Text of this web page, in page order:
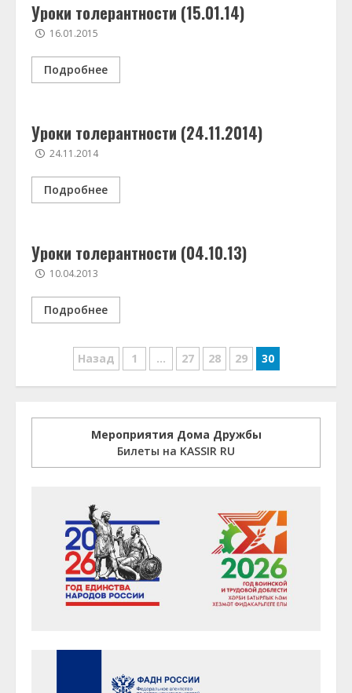
Уроки толерантности (15.01.14)
16.01.2015
Подробнее
Уроки толерантности (24.11.2014)
24.11.2014
Подробнее
Уроки толерантности (04.10.13)
10.04.2013
Подробнее
Навигация
по
записям
Назад 1 … 27 28 29 30
Мероприятия Дома Дружбы
Билеты на KASSIR RU